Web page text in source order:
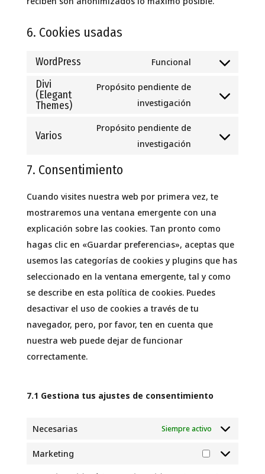
6. Cookies usadas
WordPress Funcional
Consent
service
Divi
(Elegant
Themes)
Propósito pendiente de
investigación
Consent
service
Varios
Propósito pendiente de
investigación
Consent
7. Consentimiento
Cuando visites nuestra web por primera vez, te
mostraremos una ventana emergente con una
explicación sobre las cookies. Tan pronto como
hagas clic en «Guardar preferencias», aceptas que
usemos las categorías de cookies y plugins que has
seleccionado en la ventana emergente, tal y como
se describe en esta política de cookies. Puedes
desactivar el uso de cookies a través de tu
navegador, pero, por favor, ten en cuenta que
nuestra web puede dejar de funcionar
correctamente.
7.1 Gestiona tus ajustes de consentimiento
Necesarias Siempre activo
Marketing
Marketing